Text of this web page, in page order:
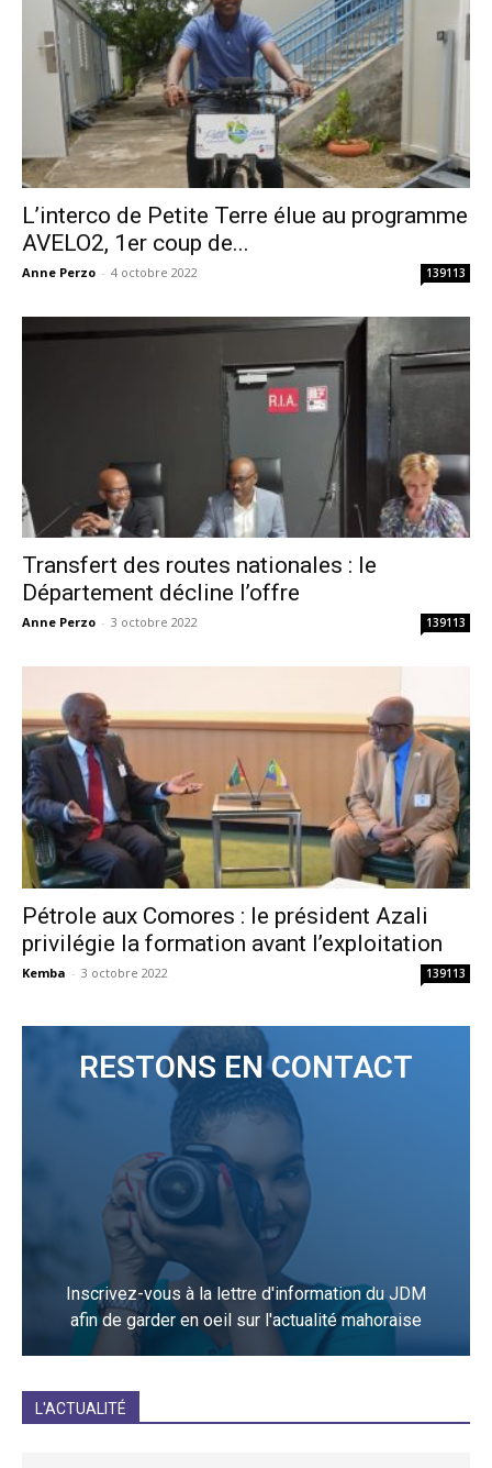
L’interco de Petite Terre élue au programme
AVELO2, 1er coup de...
Anne Perzo - 4 octobre 2022 139113
Transfert des routes nationales : le
Département décline l’offre
Anne Perzo - 3 octobre 2022 139113
Pétrole aux Comores : le président Azali
privilégie la formation avant l’exploitation
Kemba - 3 octobre 2022 139113
RESTONS EN CONTACT
Inscrivez-vous à la lettre d'information du JDM
afin de garder en oeil sur l'actualité mahoraise
L'ACTUALITÉ